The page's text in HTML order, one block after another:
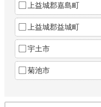
上益城郡嘉島町
上益城郡益城町
宇土市
菊池市